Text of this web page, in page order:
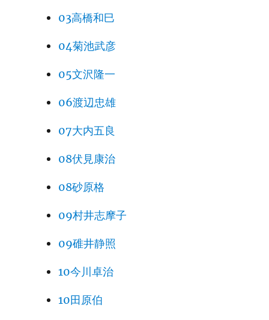
03高橋和巳
04菊池武彦
05文沢隆一
06渡辺忠雄
07大内五良
08伏見康治
08砂原格
09村井志摩子
09碓井静照
10今川卓治
10田原伯